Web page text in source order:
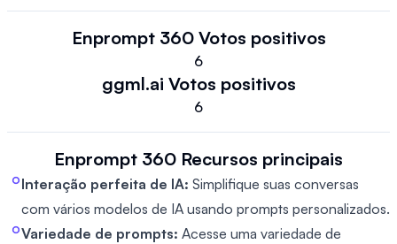
Enprompt 360 Votos positivos
6
ggml.ai Votos positivos
6
Enprompt 360 Recursos principais
Interação perfeita de IA: Simplifique suas conversas
com vários modelos de IA usando prompts personalizados.
Variedade de prompts: Acesse uma variedade de